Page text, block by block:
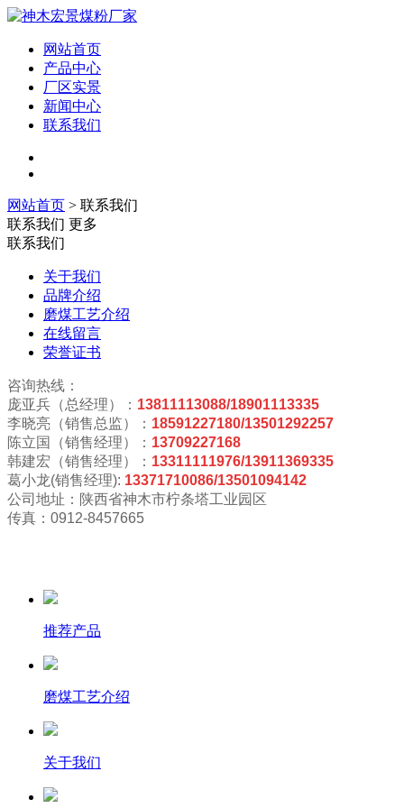
网站首页
产品中心
厂区实景
新闻中心
联系我们
网站首页 > 联系我们
联系我们 更多
联系我们
关于我们
品牌介绍
磨煤工艺介绍
在线留言
荣誉证书
咨询热线：
庞亚兵（总经理）： 13811113088/18901113335
李晓亮（销售总监）： 18591227180/13501292257
陈立国（销售经理）： 13709227168
韩建宏（销售经理）： 13311111976/13911369335
葛小龙(销售经理): 13371710086/13501094142
公司地址：陕西省神木市柠条塔工业园区
传真：0912-8457665
推荐产品
磨煤工艺介绍
关于我们